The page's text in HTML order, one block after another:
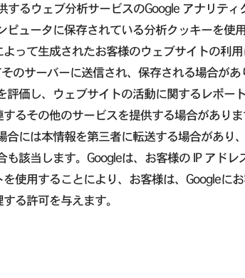
するウェブ分析サービスのGoogle アナリティ
ュータに保存されている分析クッキーを使
って生成されたお客様のウェブサイトの利
のサーバーに送信され、保存される場合があ
価し、ウェブサイトの活動に関するレポー
るその他のサービスを提供する場合があり
には本情報を第三者に転送する場合があり
該当します。Googleは、お客様の IP アドレ
使用することにより、お客様は、Googleに
る許可を与えます。